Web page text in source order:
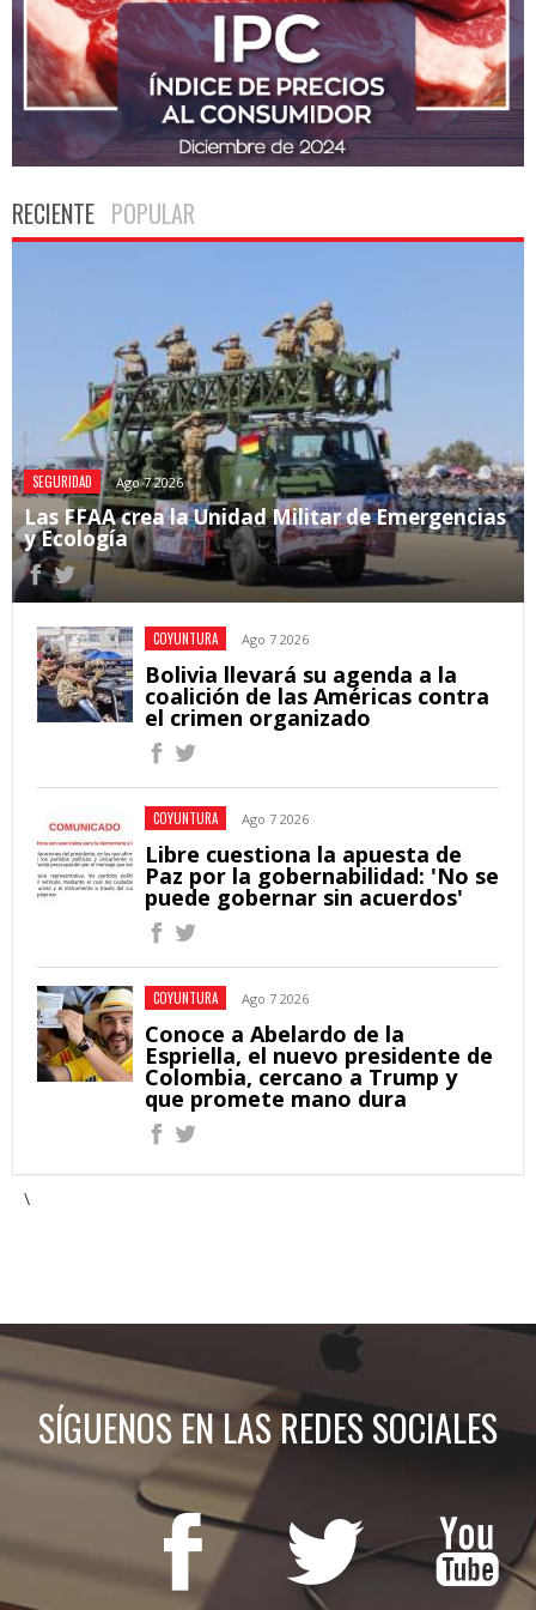
RECIENTE POPULAR
SEGURIDAD Ago 7 2026
Las FFAA crea la Unidad Militar de Emergencias
y Ecología
COYUNTURA Ago 7 2026
Bolivia llevará su agenda a la
coalición de las Américas contra
el crimen organizado
COYUNTURA Ago 7 2026
Libre cuestiona la apuesta de
Paz por la gobernabilidad: 'No se
puede gobernar sin acuerdos'
COYUNTURA Ago 7 2026
Conoce a Abelardo de la
Espriella, el nuevo presidente de
Colombia, cercano a Trump y
que promete mano dura
\
SÍGUENOS EN LAS REDES SOCIALES